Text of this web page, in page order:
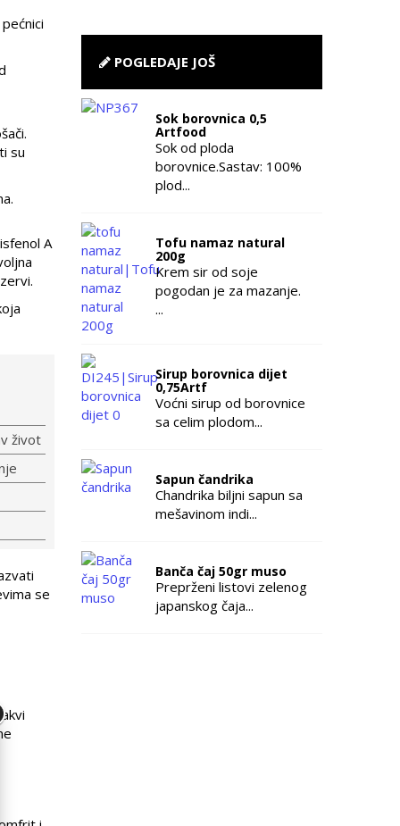
su
A
život
se
POGLEDAJE JOŠ
Sok borovnica 0,5
Artfood
Sok od ploda
borovnice.Sastav: 100%
plod...
Tofu namaz natural
200g
Krem sir od soje
pogodan je za mazanje.
...
Sirup borovnica dijet
0,75Artf
Voćni sirup od borovnice
sa celim plodom...
Sapun čandrika
Chandrika biljni sapun sa
mešavinom indi...
Banča čaj 50gr muso
Preprženi listovi zelenog
japanskog čaja...